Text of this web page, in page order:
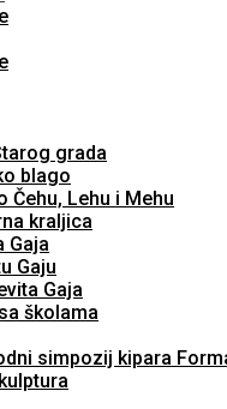
grada
blago
Čehu, Lehu i Mehu
kraljica
Gaja
Gaju
Gaja
školama
simpozij kipara